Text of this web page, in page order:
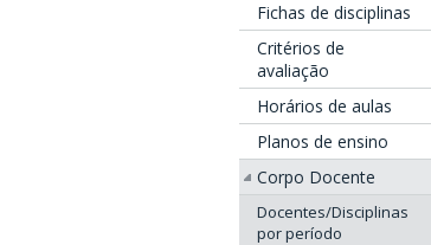
Fichas de disciplinas
Critérios de
avaliação
Horários de aulas
Planos de ensino
Corpo Docente
Docentes/Disciplinas
por período